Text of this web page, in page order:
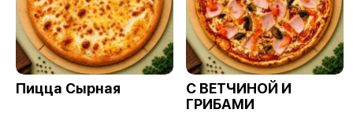
Пицца Сырная
С ВЕТЧИНОЙ И
ГРИБАМИ